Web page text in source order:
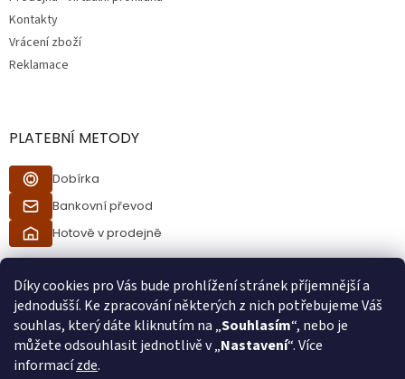
Díky cookies pro Vás bude prohlížení stránek příjemnější a
jednodušší. Ke zpracování některých z nich potřebujeme Váš
souhlas, který dáte kliknutím na „Souhlasím“, nebo je
můžete odsouhlasit jednotlivě v „Nastavení“. Více
informacízde.
Kontakty
Vrácení zboží
Reklamace
PLATEBNÍ METODY
Dobírka
Bankovní převod
Hotově v prodejně